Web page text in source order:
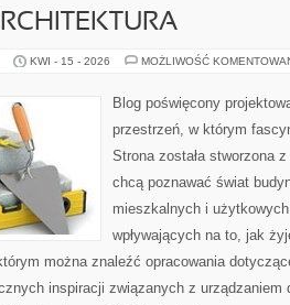
KWI - 15 - 2026 MOŻLIWOŚĆ
Blog poświęcony
przestrzeń, w którym
Strona została stworzona
chcą poznawać świat
mieszkalnych i
wpływających na to, jak
można znaleźć opracowania
inspiracji związanych z urządzaniem